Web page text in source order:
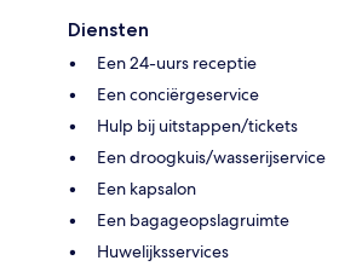
Diensten
Een 24-uurs receptie
Een conciërgeservice
Hulp bij uitstappen/tickets
Een droogkuis/wasserijservice
Een kapsalon
Een bagageopslagruimte
Huwelijksservices